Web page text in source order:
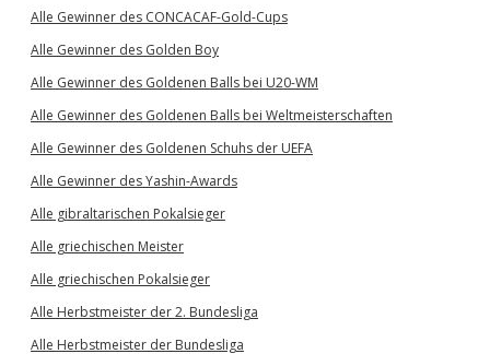
Alle Gewinner des CONCACAF-Gold-Cups
Alle Gewinner des Golden Boy
Alle Gewinner des Goldenen Balls bei U20-WM
Alle Gewinner des Goldenen Balls bei Weltmeisterschaften
Alle Gewinner des Goldenen Schuhs der UEFA
Alle Gewinner des Yashin-Awards
Alle gibraltarischen Pokalsieger
Alle griechischen Meister
Alle griechischen Pokalsieger
Alle Herbstmeister der 2. Bundesliga
Alle Herbstmeister der Bundesliga